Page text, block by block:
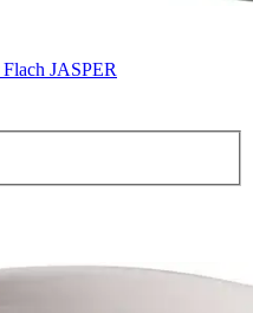
JASPER